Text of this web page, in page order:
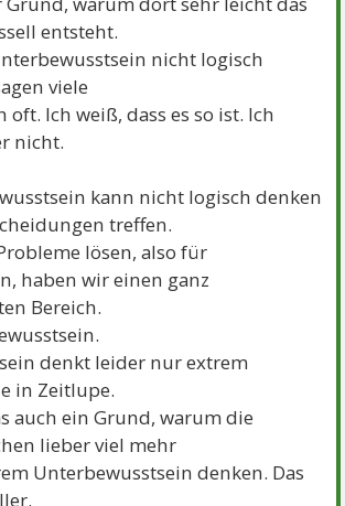
entsteht.
nicht logisch
viele
oft. Ich weiß, dass es so ist. Ich
nicht.
kann nicht logisch denken
treffen.
lösen, also für
haben wir einen ganz
Bereich.
denkt leider nur extrem
in Zeitlupe.
auch ein Grund, warum die
lieber viel mehr
Unterbewusstsein denken. Das